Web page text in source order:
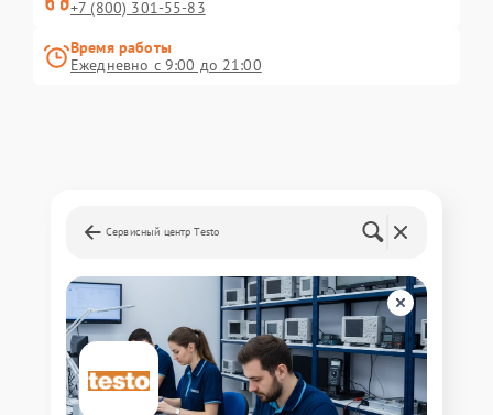
+7 (800) 301-55-83
Время работы
Ежедневно с 9:00 до 21:00
Сервисный центр Testo